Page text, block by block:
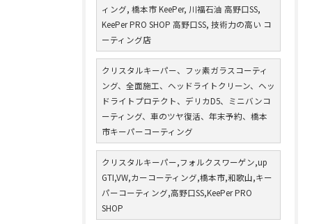
ィング, 橋本市 KeePer, 川福石油 高野口SS,
KeePer PRO SHOP 高野口SS, 技術力の高い コ
ーティング店
クリスタルキーパー、フッ素ガラスコーティ
ング、全面施工、ヘッドライトクリーン、ヘッ
ドライトプロテクト、デリカD5、ミニバンコ
ーティング、車のツヤ復活、年末予約、橋本
市キーパーコーティング
クリスタルキーパー,フォルクスワーゲン,up
GTI,VW,カーコーティング,橋本市,和歌山,キー
パーコーティング,高野口SS,KeePer PRO
SHOP